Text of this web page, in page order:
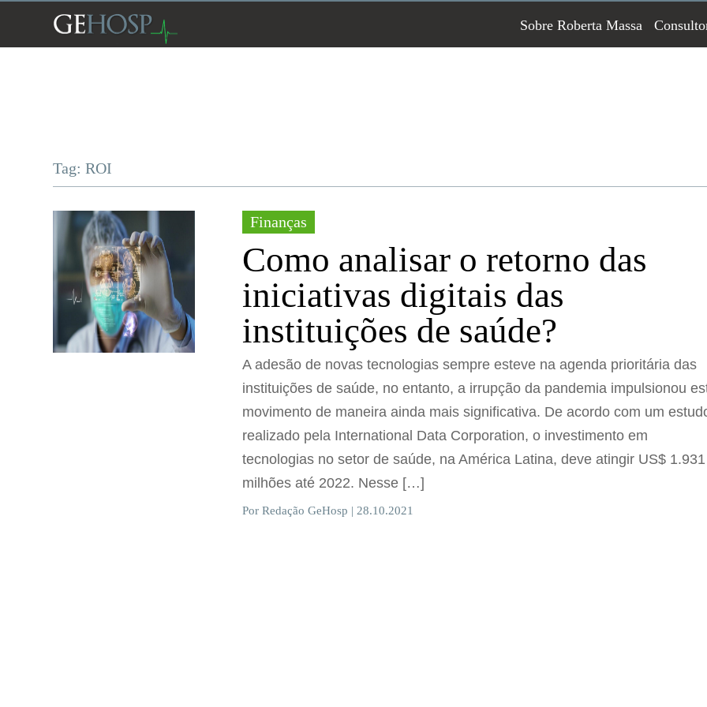
Sobre Roberta Massa
Tag: ROI
Finanças
Como analisar o retorno das
iniciativas digitais das
instituições de saúde?
A adesão de novas tecnologias sempre esteve na agenda prioritária das
instituições de saúde, no entanto, a irrupção da pandemia impulsionou
movimento de maneira ainda mais significativa. De acordo com um
realizado pela International Data Corporation, o investimento em
tecnologias no setor de saúde, na América Latina, deve atingir US$ 1.931
milhões até 2022. Nesse […]
Por Redação GeHosp | 28.10.2021